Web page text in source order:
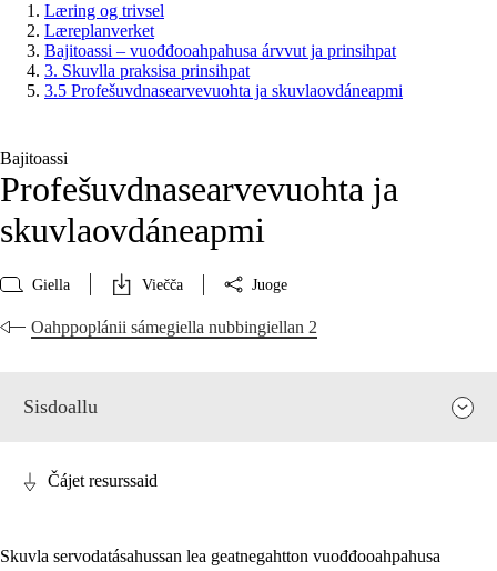
Læring og trivsel
Læreplanverket
Bajitoassi – vuođđooahpahusa árvvut ja prinsihpat
3. Skuvlla praksisa prinsihpat
3.5 Profešuvdnasearvevuohta ja skuvlaovdáneapmi
Bajitoassi
Profešuvdnasearvevuohta ja
skuvlaovdáneapmi
Giella Viečča Juoge
Oahppoplánii sámegiella nubbingiellan 2
Sisdoallu
Čájet resurssaid
Skuvla servodatásahussan lea geatnegahtton vuođđooahpahusa